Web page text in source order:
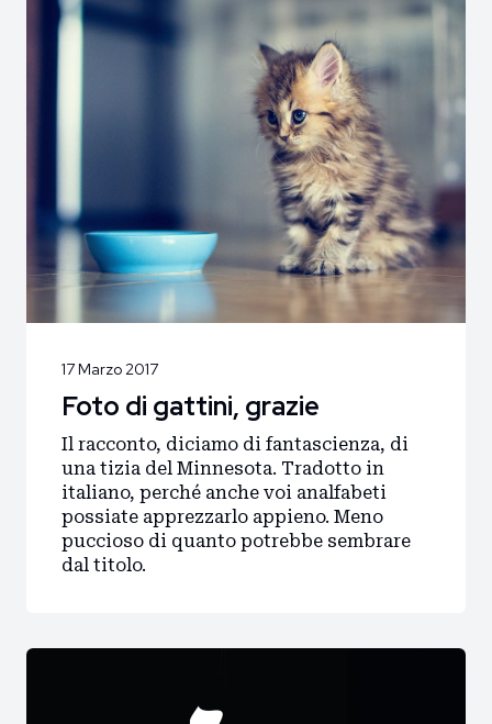
17 Marzo 2017
Foto di gattini, grazie
Il racconto, diciamo di fantascienza, di
una tizia del Minnesota. Tradotto in
italiano, perché anche voi analfabeti
possiate apprezzarlo appieno. Meno
puccioso di quanto potrebbe sembrare
dal titolo.